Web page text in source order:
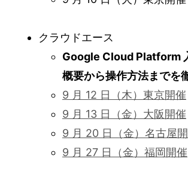
クラウドエース
Google Cloud Platform
概要から操作方法までを
9 月 12 日（木）東京開催
9 月 13 日（金）大阪開催
9 月 20 日（金）名古屋
9 月 27 日（金）福岡開催